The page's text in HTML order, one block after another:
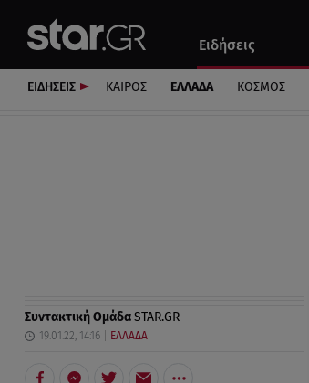
Ειδήσεις
Αυτοκίνητο
ΕΙΔΗΣΕΙΣ ΚΑΙΡΟΣ ΕΛΛΑΔΑ ΚΟΣΜΟΣ
Συντακτική ΟμάδαSTAR.GR
19.01.22, 14:16 ΕΛΛΑΔΑ